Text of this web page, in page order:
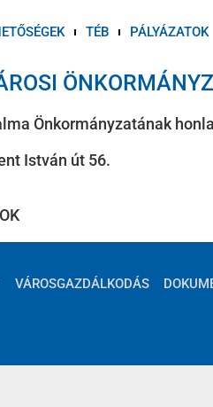
TÉB PÁLYÁZATOK
Önkormányzatának
István út 56.
VÁROSGAZDÁLKODÁS